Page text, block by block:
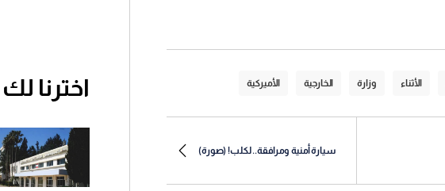
الأثناء وزارة الخارجية الأميركية
سيارة أمنية ومرافقة.. لكلب! (صورة)
اخترنا لك